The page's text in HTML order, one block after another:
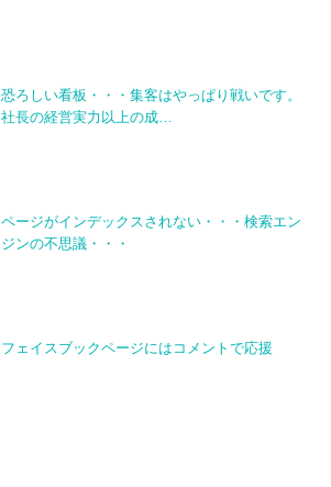
恐ろしい看板・・・集客はやっぱり戦いです。
社長の経営実力以上の成…
ページがインデックスされない・・・検索エン
ジンの不思議・・・
フェイスブックページにはコメントで応援